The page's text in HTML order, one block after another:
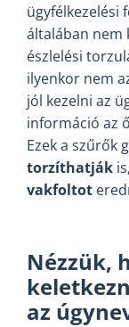
ügyfélkezelési
általában nem
észlelési
ilyenkor nem
jól kezelni az
információ az
Ezek a szűrők
torzíthatják
vakfoltot
Nézzük,
az